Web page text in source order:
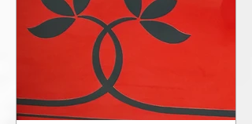
erwarten euch über 2.500 historische
Fahrzeuge, mehr als 8.000
Modellfahrzeuge, interaktive Stationen
und spannende Geschichten aus 200
Jahren Mobilitätsgeschichte